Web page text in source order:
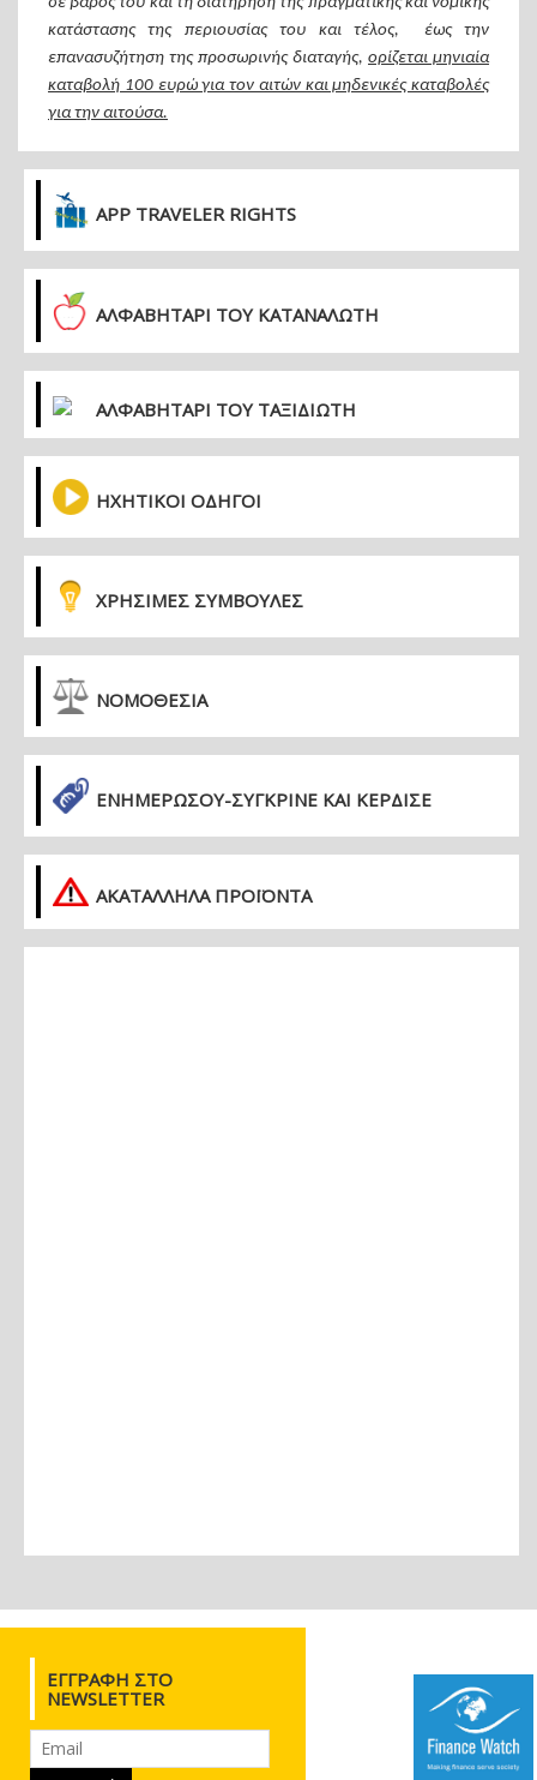
κατάστασης της περιουσίας του και τέλος, έως την
επανασυζήτηση της προσωρινής διαταγής, ορίζεται μηνιαία
καταβολή 100 ευρώ για τον αιτών και μηδενικές καταβολές
για την αιτούσα.
APP TRAVELER RIGHTS
ΑΛΦΑΒΗΤΑΡΙ ΤΟΥ ΚΑΤΑΝΑΛΩΤΗ
ΑΛΦΑΒΗΤΑΡΙ ΤΟΥ ΤΑΞΙΔΙΩΤΗ
ΗΧΗΤΙΚΟΙ ΟΔΗΓΟΙ
ΧΡΗΣΙΜΕΣ ΣΥΜΒΟΥΛΕΣ
ΝΟΜΟΘΕΣΙΑ
ΕΝΗΜΕΡΏΣΟΥ-ΣΎΓΚΡΙΝΕ ΚΑΙ ΚΈΡΔΙΣΕ
ΑΚΑΤΑΛΛΗΛΑ ΠΡΟΪΟΝΤΑ
ΕΓΓΡΑΦΉ ΣΤΟ
NEWSLETTER